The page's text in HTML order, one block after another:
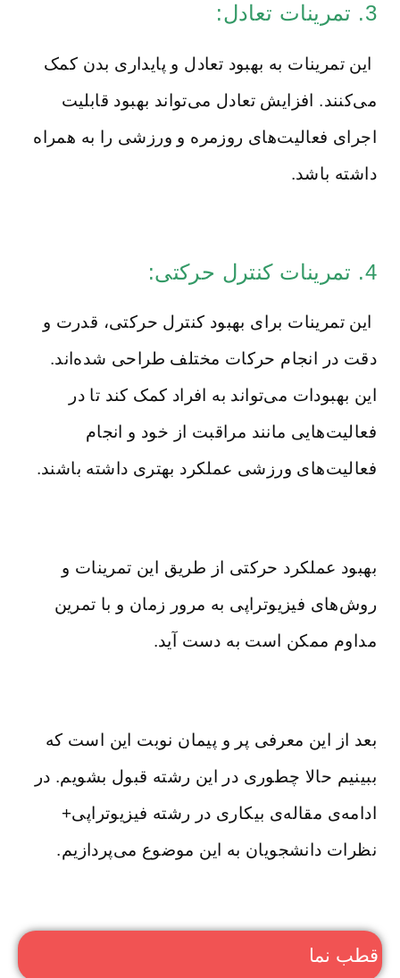
3. تمرینات تعادل:
این تمرینات به بهبود تعادل و پایداری بدن کمک
می‌کنند. افزایش تعادل می‌تواند بهبود قابلیت
اجرای فعالیت‌های روزمره و ورزشی را به همراه
داشته باشد.
4. تمرینات کنترل حرکتی:
این تمرینات برای بهبود کنترل حرکتی، قدرت و
دقت در انجام حرکات مختلف طراحی شده‌اند.
این بهبودات می‌تواند به افراد کمک کند تا در
فعالیت‌هایی مانند مراقبت از خود و انجام
فعالیت‌های ورزشی عملکرد بهتری داشته باشند.
بهبود عملکرد حرکتی از طریق این تمرینات و
روش‌های فیزیوتراپی به مرور زمان و با تمرین
مداوم ممکن است به دست آید.
بعد از این معرفی پر و پیمان نوبت این است که
ببینیم حالا چطوری در این رشته قبول بشویم. در
ادامه‌ی مقاله‌ی بیکاری در رشته فیزیوتراپی+
نظرات دانشجویان به این موضوع می‌پردازیم.
قطب نما